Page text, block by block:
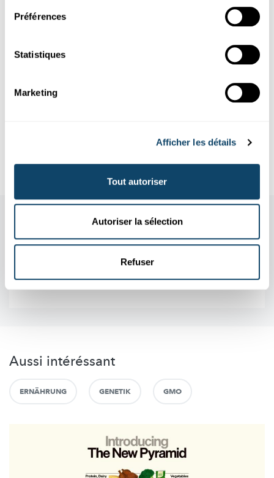
Préférences
Statistiques
Marketing
Afficher les détails
Tout autoriser
Autoriser la sélection
Refuser
Infobox
Aussi intéréssant
ERNÄHRUNG GENETIK GMO